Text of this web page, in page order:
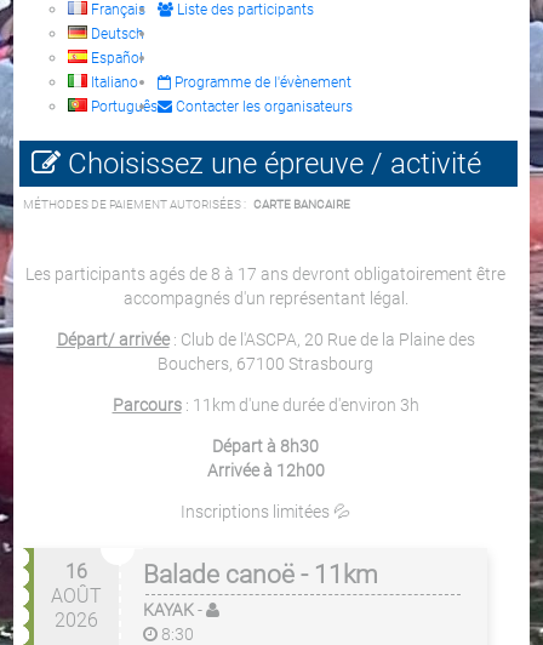
Français
Deutsch
Español
Italiano
Português
Liste des participants
Programme de l'évènement
Contacter les organisateurs
Choisissez une épreuve / activité
MÉTHODES DE PAIEMENT AUTORISÉES : CARTE BANCAIRE
Les participants agés de 8 à 17 ans devront obligatoirement être
accompagnés d'un représentant légal.
Départ/ arrivée: Club de l'ASCPA, 20 Rue de la Plaine des
Bouchers, 67100 Strasbourg
Parcours: 11km d'une durée d'environ 3h
Départ à 8h30
Arrivée à 12h00
Inscriptions limitées 💦
16
AOÛT
2026
Balade canoë - 11km
KAYAK-
8:30